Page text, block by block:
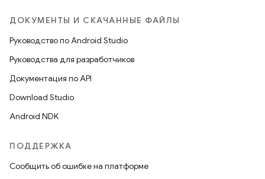
ДОКУМЕНТЫ И СКАЧАННЫЕ ФАЙЛЫ
Руководство по Android Studio
Руководства для разработчиков
Документация по API
Download Studio
Android NDK
ПОДДЕРЖКА
Сообщить об ошибке на платформе